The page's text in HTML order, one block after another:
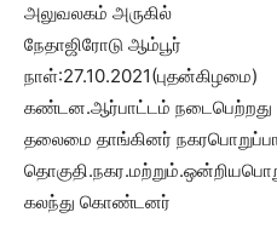
அலுவலகம் அருகில்
நேதாஜிரோடு ஆம்பூர்
நாள்:27.10.2021(புதன்கிழமை)
கண்டன.ஆர்பாட்டம் நடைபெற்றது
தலைமை தாங்கினர்
கலந்து கொண்டனர்